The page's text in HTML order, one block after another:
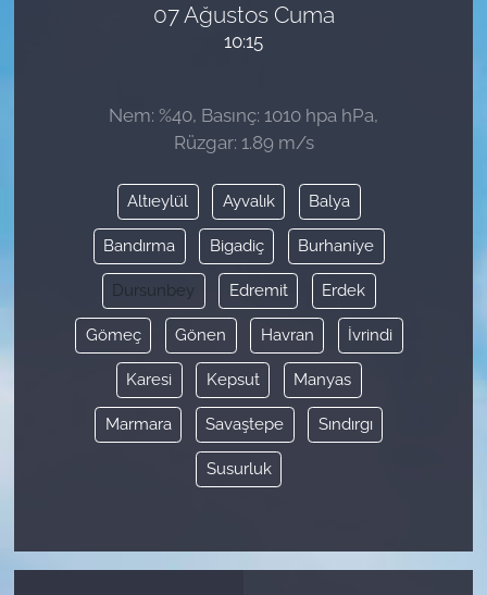
07 Ağustos Cuma
10:15
Nem: %40, Basınç: 1010 hpa hPa,
Rüzgar: 1.89 m/s
Altıeylül Ayvalık Balya
Bandırma Bigadiç Burhaniye
Dursunbey Edremit Erdek
Gömeç Gönen Havran İvrindi
Karesi Kepsut Manyas
Marmara Savaştepe Sındırgı
Susurluk